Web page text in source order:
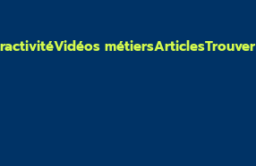
Vidéos métiersArticles